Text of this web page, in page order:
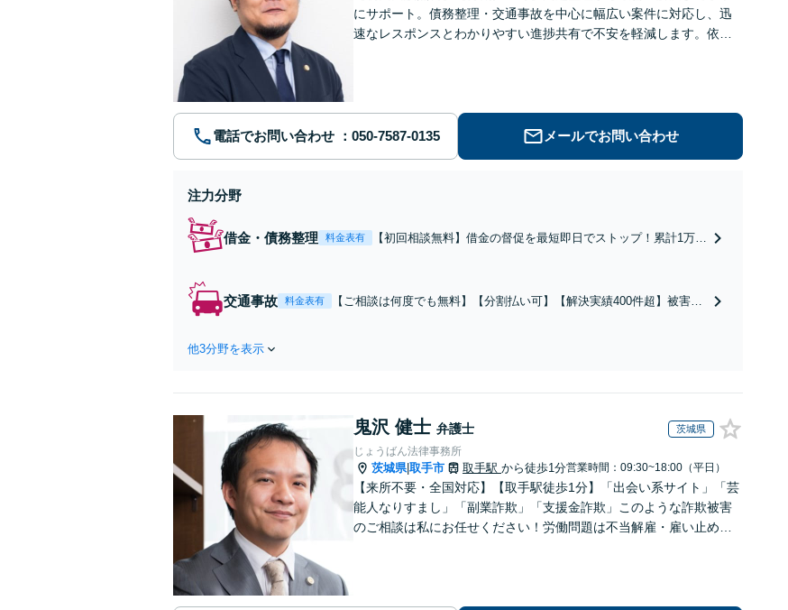
にサポート。債務整理・交通事故を中心に幅広い案件に対応し、迅
速なレスポンスとわかりやすい進捗共有で不安を軽減します。依頼
電話でお問い合わせ メールでお問い合わせ
注力分野
借金・債務整理 料金表有
【初回相談無料】借金の督促を最短即日でストップ！累計1万件
交通事故 料金表有
【ご相談は何度でも無料】【分割払い可】【解決実績400件超】被害者
他3分野を表示
鬼沢 健士 弁護士 茨城県
じょうばん法律事務所
茨城県|取手市 取手駅 から徒歩1分営業時間：09:30~18:00（平日）
【来所不要・全国対応】【取手駅徒歩1分】「出会い系サイト」「芸
能人なりすまし」「副業詐欺」「支援金詐欺」このような詐欺被害
のご相談は私にお任せください！労働問題は不当解雇・雇い止め・